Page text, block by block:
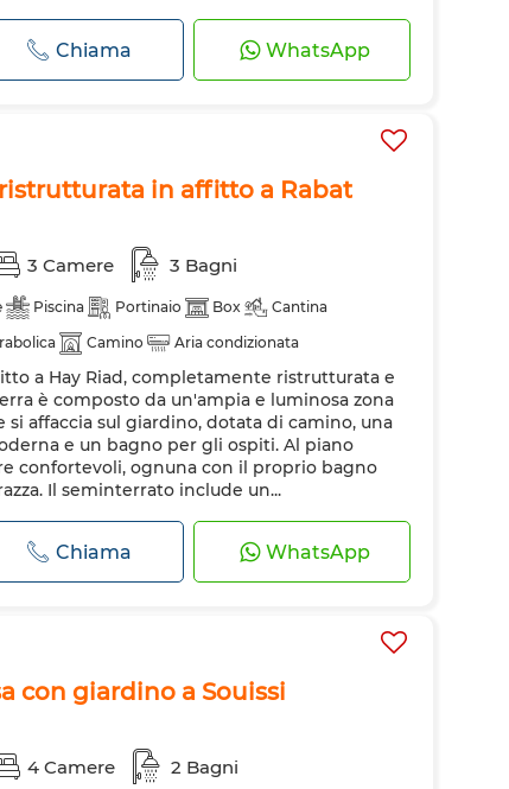
Chiama WhatsApp
in affitto a Rabat
3 Camere 3 Bagni
Piscina Portinaio Box
Cantina
Camino
Aria condizionata
a Hay Riad, completamente ristrutturata e
è composto da un'ampia e luminosa zona
affaccia sul giardino, dotata di camino, una
e un bagno per gli ospiti. Al piano
confortevoli, ognuna con il proprio bagno
Il seminterrato include un...
Chiama WhatsApp
con giardino a Souissi
4 Camere 2 Bagni